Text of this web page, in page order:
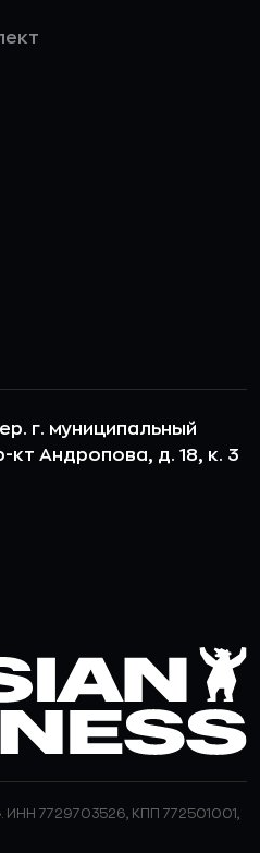
г. муниципальный
кт Андропова, д. 18, к. 3
ИНН 7729703526, КПП 772501001,